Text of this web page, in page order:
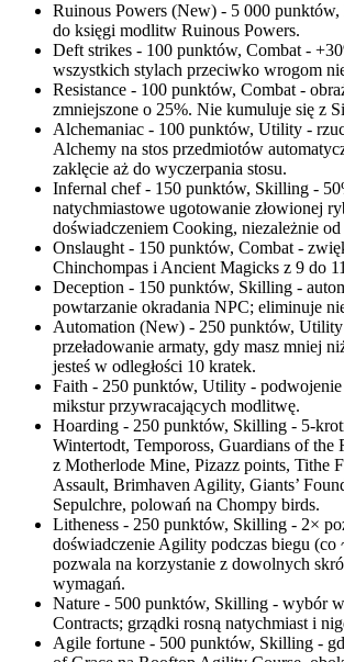
Ruinous Powers (New) - 5 000 punktów,
do księgi modlitw Ruinous Powers.
Deft strikes - 100 punktów, Combat -
wszystkich stylach przeciwko wrogom
Resistance - 100 punktów, Combat -
zmniejszone o 25%. Nie kumuluje się z
Alchemaniac - 100 punktów, Utility -
Alchemy na stos przedmiotów
zaklęcie aż do wyczerpania stosu.
Infernal chef - 150 punktów, Skilling -
natychmiastowe ugotowanie złowionej
doświadczeniem Cooking, niezależnie
Onslaught - 150 punktów, Combat -
Chinchompas i Ancient Magicks z 9 do
Deception - 150 punktów, Skilling -
powtarzanie okradania NPC; eliminuje
Automation (New) - 250 punktów, Utility
przeładowanie armaty, gdy masz mniej
jesteś w odległości 10 kratek.
Faith - 250 punktów, Utility -
mikstur przywracających modlitwę.
Hoarding - 250 punktów, Skilling - 5-
Wintertodt, Tempoross, Guardians of the
z Motherlode Mine, Pizazz points, Tithe
Assault, Brimhaven Agility, Giants’
Sepulchre, polowań na Chompy birds.
Litheness - 250 punktów, Skilling - 2×
doświadczenie Agility podczas biegu
pozwala na korzystanie z dowolnych
wymagań.
Nature - 500 punktów, Skilling - wybór
Contracts; grządki rosną natychmiast i
Agile fortune - 500 punktów, Skilling -